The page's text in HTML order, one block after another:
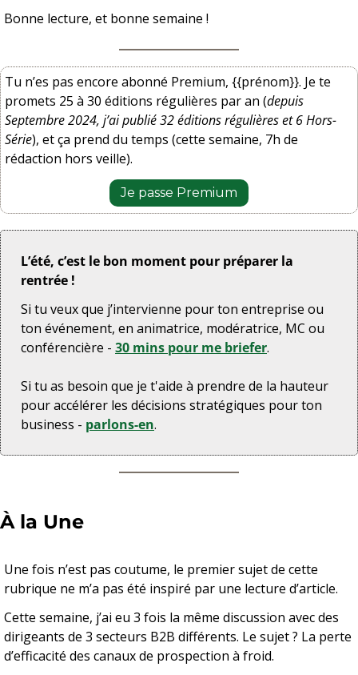
Bonne lecture, et bonne semaine !
Tu n’es pas encore abonné Premium, {{prénom}}. Je te
promets 25 à 30 éditions régulières par an (depuis
Septembre 2024, j’ai publié 32 éditions régulières et 6 Hors-
Série), et ça prend du temps (cette semaine, 7h de
rédaction hors veille).
Je passe Premium
L’été, c’est le bon moment pour préparer la
rentrée !
Si tu veux que j’intervienne pour ton entreprise ou
ton événement, en animatrice, modératrice, MC ou
conférencière - 30 mins pour me briefer.
Si tu as besoin que je t'aide à prendre de la hauteur
pour accélérer les décisions stratégiques pour ton
business - parlons-en.
À la Une
Une fois n’est pas coutume, le premier sujet de cette
rubrique ne m’a pas été inspiré par une lecture d’article.
Cette semaine, j’ai eu 3 fois la même discussion avec des
dirigeants de 3 secteurs B2B différents. Le sujet ? La perte
d’efficacité des canaux de prospection à froid.